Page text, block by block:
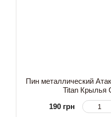
Пин металлический
Titan Крылья
190 грн